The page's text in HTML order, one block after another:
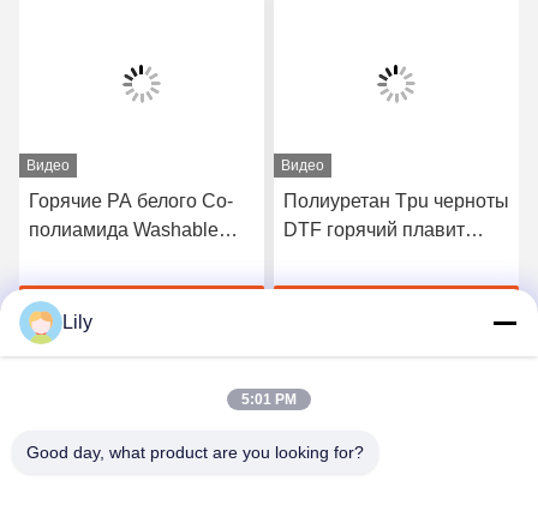
Видео
Горячие PA белого Со-
полиамида Washable
печатания передачи
тепла
Видео
Полиуретан Tpu черноты
DTF горячий плавит
печатания передачи
Lily
5:01 PM
Good day, what product are you looking for?